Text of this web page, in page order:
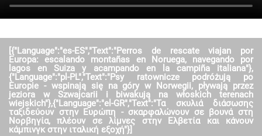
[{"Language":"es-ES","Text":"Perros de rescate viajan por
Europa: escalando montañas en Noruega, navegando por
lagos en Suiza y acampando en la campiña italiana"},
{"Language":"pl-PL","Text":"Psy ratownicze podróżują po
Europie - wspinają się na góry w Norwegii, pływają przez
jeziora w Szwajcarii i biwakują na włoskich terenach
wiejskich"},{"Language":"el-GR","Text":"Τα σκυλιά διάσωσης
ταξιδεύουν στην Ευρώπη - σκαρφαλώνουν σε βουνά στη
Νορβηγία, πλέουν σε λίμνες στην Ελβετία και κάνουν
κάμπινγκ στην ιταλική εξοχή"}]